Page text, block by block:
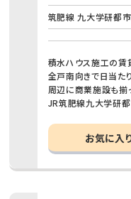
筑肥線 九大学研都
積水ハウス施工の賃
全戸南向きで日当た
周辺に商業施設も揃
JR筑肥線九大学研都
お気に入